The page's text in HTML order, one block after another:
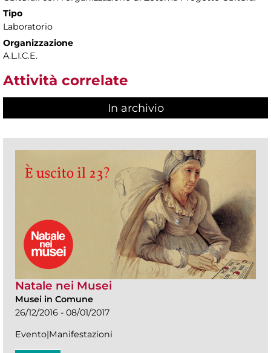
Tipo
Laboratorio
Organizzazione
A.L.I.C.E.
Attività correlate
In archivio
Natale nei Musei
Musei in Comune
26/12/2016 - 08/01/2017
Evento|Manifestazioni